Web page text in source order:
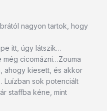
nagyon tartok, hogy
itt, úgy látszik…
cicomázni…Zouma
ahogy kiesett, és akkor
sok potenciált
staffba kéne, mint